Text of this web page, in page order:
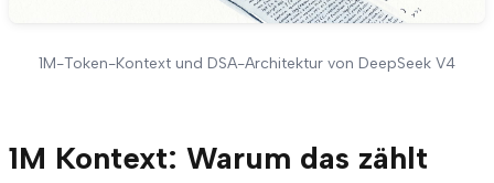
1M-Token-Kontext und DSA-Architektur von DeepSeek V4
1M Kontext: Warum das zählt